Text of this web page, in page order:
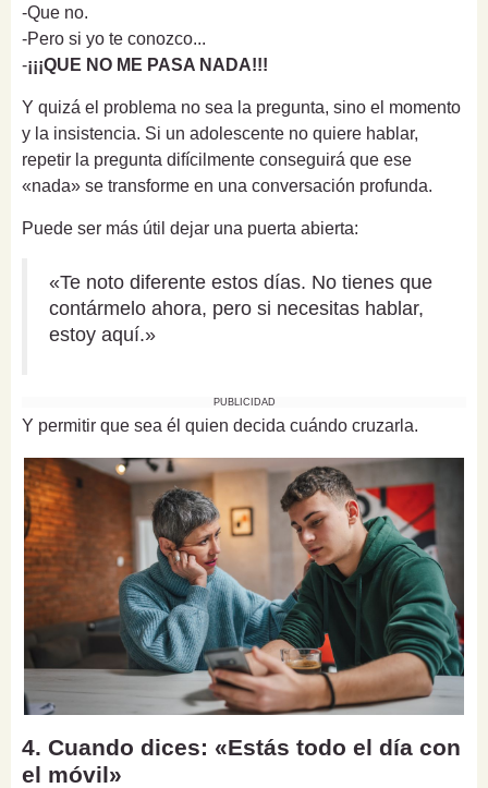
-Que no.
-Pero si yo te conozco...
-¡¡¡QUE NO ME PASA NADA!!!
Y quizá el problema no sea la pregunta, sino el momento
y la insistencia. Si un adolescente no quiere hablar,
repetir la pregunta difícilmente conseguirá que ese
«nada» se transforme en una conversación profunda.
Puede ser más útil dejar una puerta abierta:
«Te noto diferente estos días. No tienes que
contármelo ahora, pero si necesitas hablar,
estoy aquí.»
PUBLICIDAD
Y permitir que sea él quien decida cuándo cruzarla.
4. Cuando dices: «Estás todo el día con
el móvil»